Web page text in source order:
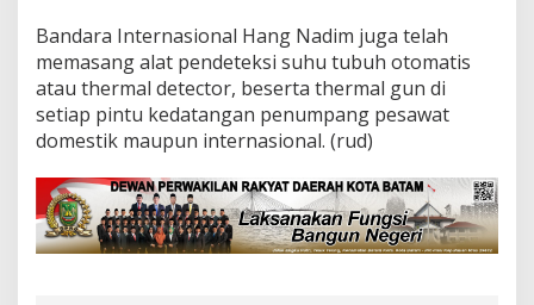
Bandara Internasional Hang Nadim juga telah
memasang alat pendeteksi suhu tubuh otomatis
atau thermal detector, beserta thermal gun di
setiap pintu kedatangan penumpang pesawat
domestik maupun internasional. (rud)